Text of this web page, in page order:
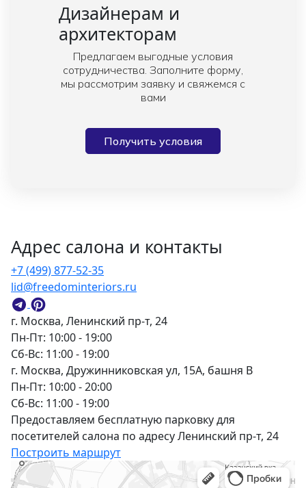
Дизайнерам и
архитекторам
Предлагаем выгодные условия
сотрудничества. Заполните форму,
мы рассмотрим заявку и свяжемся с
вами
Получить условия
Адрес салона и контакты
г. Москва, Ленинский пр-т, 24
Пн-Пт: 10:00 - 19:00
Сб-Вс: 11:00 - 19:00
г. Москва, Дружинниковская ул, 15А, башня В
Пн-Пт: 10:00 - 20:00
Сб-Вс: 11:00 - 19:00
Предоставляем бесплатную парковку для
посетителей салона по адресу Ленинский пр-т, 24
Построить маршрут
+7 (499) 877-52-35
lid@freedominteriors.ru